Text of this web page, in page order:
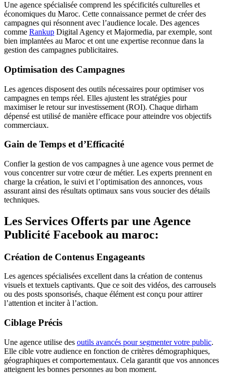
Une agence spécialisée comprend les spécificités culturelles et
économiques du Maroc. Cette connaissance permet de créer des
campagnes qui résonnent avec l’audience locale. Des agences
comme Rankup Digital Agency et Majormedia, par exemple, sont
bien implantées au Maroc et ont une expertise reconnue dans la
gestion des campagnes publicitaires.
Optimisation des Campagnes
Les agences disposent des outils nécessaires pour optimiser vos
campagnes en temps réel. Elles ajustent les stratégies pour
maximiser le retour sur investissement (ROI). Chaque dirham
dépensé est utilisé de manière efficace pour atteindre vos objectifs
commerciaux.
Gain de Temps et d’Efficacité
Confier la gestion de vos campagnes à une agence vous permet de
vous concentrer sur votre cœur de métier. Les experts prennent en
charge la création, le suivi et l’optimisation des annonces, vous
assurant ainsi des résultats optimaux sans vous soucier des détails
techniques.
Les Services Offerts par une Agence
Publicité Facebook au maroc:
Création de Contenus Engageants
Les agences spécialisées excellent dans la création de contenus
visuels et textuels captivants. Que ce soit des vidéos, des carrousels
ou des posts sponsorisés, chaque élément est conçu pour attirer
l’attention et inciter à l’action.
Ciblage Précis
Une agence utilise des outils avancés pour segmenter votre public.
Elle cible votre audience en fonction de critères démographiques,
géographiques et comportementaux. Cela garantit que vos annonces
atteignent les bonnes personnes au bon moment.